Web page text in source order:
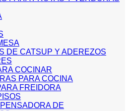
DE CATSUP Y ADEREZOS
COCINAR
PARA COCINA
FREIDORA
DE